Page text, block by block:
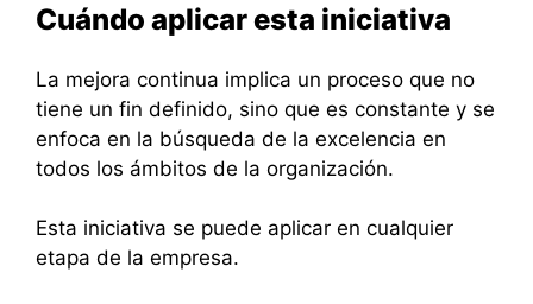
Cuándo aplicar esta iniciativa
La mejora continua implica un proceso que no
tiene un fin definido, sino que es constante y se
enfoca en la búsqueda de la excelencia en
todos los ámbitos de la organización.
Esta iniciativa se puede aplicar en cualquier
etapa de la empresa.